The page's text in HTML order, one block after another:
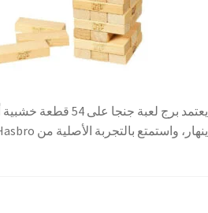
يعتمد برج لعبة
ينهار، واستمتع بالتجربة الأصلية من Hasbro.